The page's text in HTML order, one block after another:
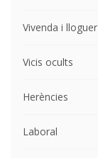
Vivenda i lloguer
Vicis ocults
Herències
Laboral